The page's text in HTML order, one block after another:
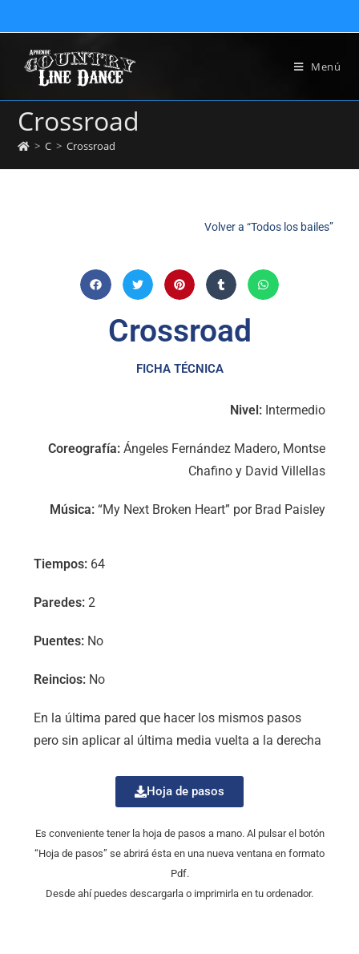
Menú
Crossroad
> C > Crossroad
Volver a “Todos los bailes”
Crossroad
FICHA TÉCNICA
Nivel:Intermedio
Coreografía:Ángeles Fernández Madero, Montse
Chafino y David Villellas
Música:“My Next Broken Heart” por Brad Paisley
Tiempos: 64
Paredes: 2
Puentes: No
Reincios: No
En la última pared que hacer los mismos pasos
pero sin aplicar al última media vuelta a la derecha
Hoja de pasos
Es conveniente tener la hoja de pasos a mano. Al pulsar el botón
“Hoja de pasos” se abrirá ésta en una nueva ventana en formato
Pdf.
Desde ahí puedes descargarla o imprimirla en tu ordenador.